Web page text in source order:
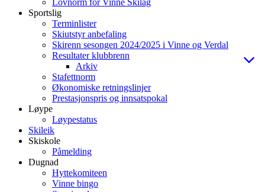
Lovnorm for Vinne Skilag
Sportslig
Terminlister
Skiutstyr anbefaling
Skirenn sesongen 2024/2025 i Vinne og Verdal
Resultater klubbrenn
Arkiv
Stafettnorm
Økonomiske retningslinjer
Prestasjonspris og innsatspokal
Løype
Løypestatus
Skileik
Skiskole
Påmelding
Dugnad
Hyttekomiteen
Vinne bingo